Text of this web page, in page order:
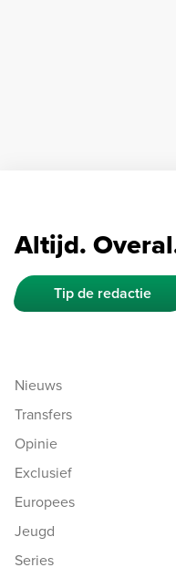
Altijd.
Tip de redactie
Nieuws
Transfers
Opinie
Exclusief
Europees
Jeugd
Series